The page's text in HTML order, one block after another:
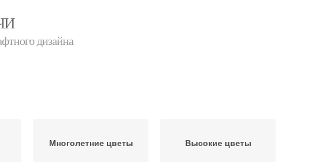
дизайна
Многолетние цветы Высокие цветы